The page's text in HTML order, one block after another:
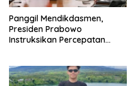
Panggil Mendikdasmen,
Presiden Prabowo
Instruksikan Percepatan
Nasional Terintegrasi